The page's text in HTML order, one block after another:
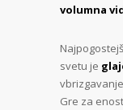
volumna
svetu je
Gre za